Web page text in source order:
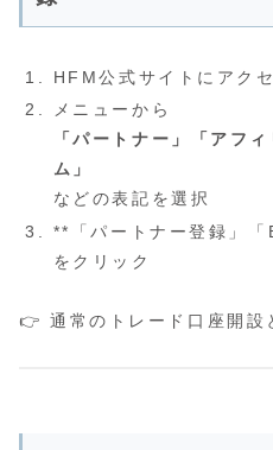
HFM公式サイトにアク
メニューから
「パートナー」「アフ
ム」
などの表記を選択
**「パートナー登録」
をクリック
👉 通常のトレード口座開設